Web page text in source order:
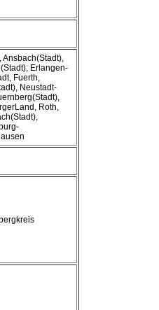
Ansbach(Stadt),
Erlangen-
Fuerth,
Neustadt-
Roth,